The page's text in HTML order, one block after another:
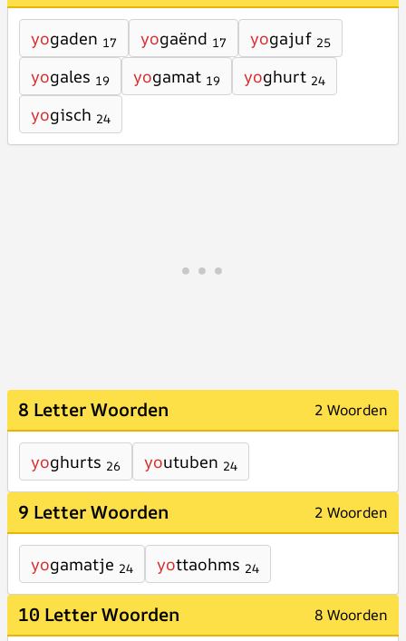
yogaden 17 yogaënd 17 yogajuf 25
yogales 19 yogamat 19 yoghurt 24
yogisch 24
8 Letter Woorden 2 Woorden
yoghurts 26 youtuben 24
9 Letter Woorden 2 Woorden
yogamatje 24 yottaohms 24
10 Letter Woorden 8 Woorden